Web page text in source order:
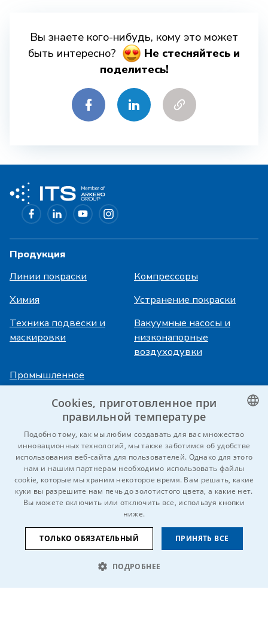
Вы знаете кого-нибудь, кому это может
быть интересно?
Hе стесняйтесь и
поделитесь!
Продукция
Линии покраски
Компрессоры
Химия
Устранение покраски
Техника подвески и
маскировки
Вакуумные насосы и
низконапорные
воздуходувки
Промышленное
охлаждение
O фирме ITS
Карьера
Референции
Авторизация
HiVision
Технические паспорта
© 2026 IDEAL-Trade Service, spol. s r.o.
CZECH
ENGLISH
GERMAN
RUSSIAN
Cookies, приготовленное при
правильной температуре
Подобно тому, как мы любим создавать для вас множество
инновационных технологий, мы также заботимся об удобстве
использования веб-сайта для пользователей. Однако для этого
нам и нашим партнерам необходимо использовать файлы
cookie, которые мы храним некоторое время. Вам решать, какие
куки вы разрешите нам печь до золотистого цвета, а какие нет.
Вы можете включить или отключить все, используя кнопки
ниже.
ПРИНЯТЬ ВСЕ
ТОЛЬКО ОБЯЗАТЕЛЬНЫЙ
ПОДРОБНЕЕ